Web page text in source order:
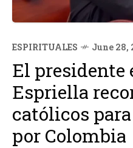
ESPIRITUALES June 28,
El presidente
Espriella
católicos
por Colombia